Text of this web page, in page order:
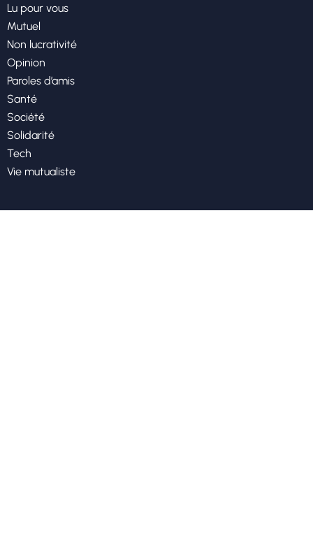
Lu pour vous
Mutuel
Non lucrativité
Opinion
Paroles d’amis
Santé
Société
Solidarité
Tech
Vie mutualiste